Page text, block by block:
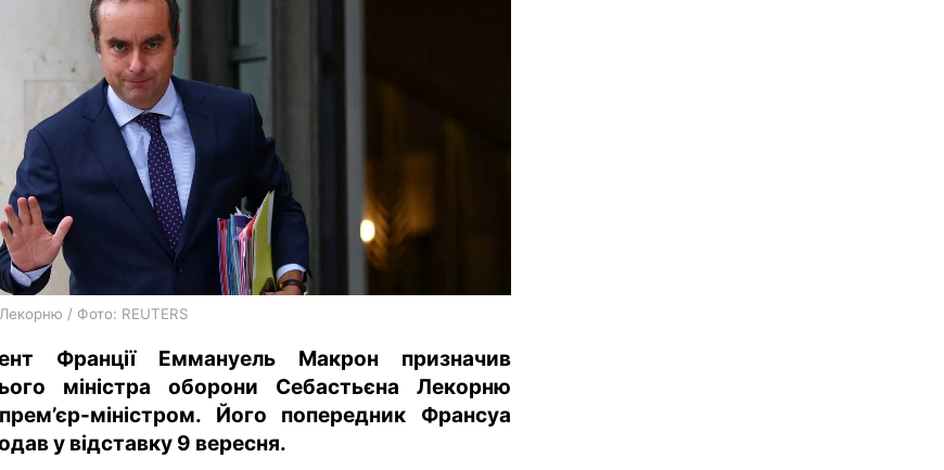
/ Фото: REUTERS
Франції Еммануель Макрон призначив
міністра оборони Себастьєна Лекорню
міністром. Його попередник Франсуа
у відставку 9 вересня.